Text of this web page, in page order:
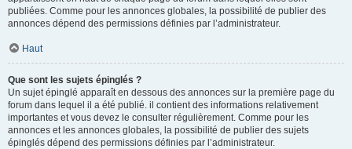
publiées. Comme pour les annonces globales, la possibilité de publier des
annonces dépend des permissions définies par l’administrateur.
Haut
Que sont les sujets épinglés ?
Un sujet épinglé apparaît en dessous des annonces sur la première page du
forum dans lequel il a été publié. il contient des informations relativement
importantes et vous devez le consulter régulièrement. Comme pour les
annonces et les annonces globales, la possibilité de publier des sujets
épinglés dépend des permissions définies par l’administrateur.